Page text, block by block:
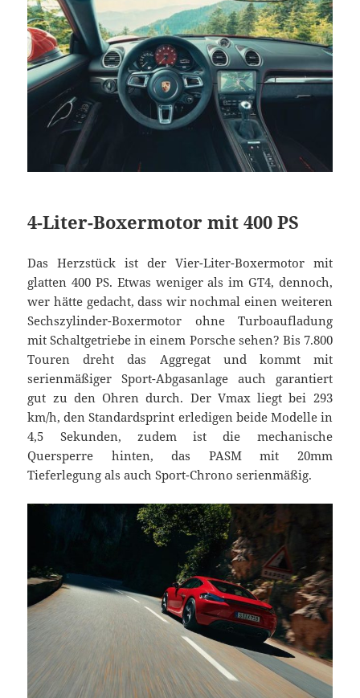
4-Liter-Boxermotor mit 400 PS
Das Herzstück ist der Vier-Liter-Boxermotor mit
glatten 400 PS. Etwas weniger als im GT4, dennoch,
wer hätte gedacht, dass wir nochmal einen weiteren
Sechszylinder-Boxermotor ohne Turboaufladung
mit Schaltgetriebe in einem Porsche sehen? Bis 7.800
Touren dreht das Aggregat und kommt mit
serienmäßiger Sport-Abgasanlage auch garantiert
gut zu den Ohren durch. Der Vmax liegt bei 293
km/h, den Standardsprint erledigen beide Modelle in
4,5 Sekunden, zudem ist die mechanische
Quersperre hinten, das PASM mit 20mm
Tieferlegung als auch Sport-Chrono serienmäßig.